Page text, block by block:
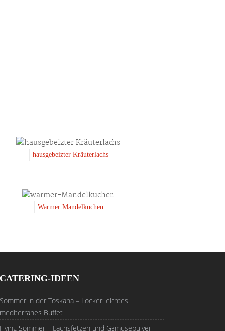
hausgebeizter Kräuterlachs
Warmer Mandelkuchen
CATERING-IDEEN
Sommer in der Toskana – Locker leichtes
mediterranes Buffet
Flying Sommer – Lachsfetzen und Gemüsepulver